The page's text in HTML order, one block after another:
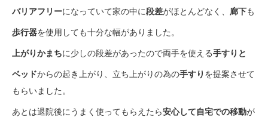
バリアフリーになっていて家の中に段差がほとんどなく、 廊下も
歩行器を使用しても十分な幅がありました。
上がりかまちに少しの段差があったので両手を使える手すりと
ベッドからの起き上がり、立ち上がりの為の手すり を提案させて
もらいました。
あとは退院後にうまく使ってもらえたら安心して自宅での移動が